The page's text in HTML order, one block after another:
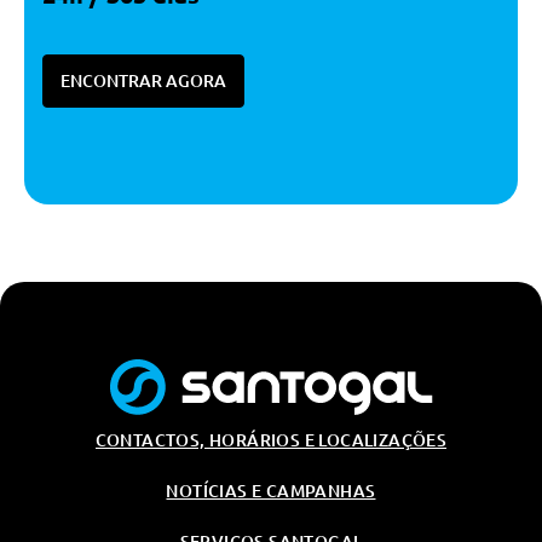
Suporte De Mercearias
Automatico
Bluetooth
Transmissão/Chassis/Suspensão
Hill Start Assist
Moldura Das Janelas Cromadas
ENCONTRAR AGORA
CONTACTOS, HORÁRIOS E LOCALIZAÇÕES
NOTÍCIAS E CAMPANHAS